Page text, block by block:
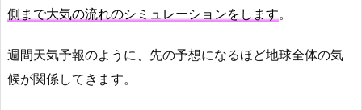
側まで大気の流れのシミュレーションをします。
週間天気予報のように、先の予想になるほど地球全体の気
候が関係してきます。